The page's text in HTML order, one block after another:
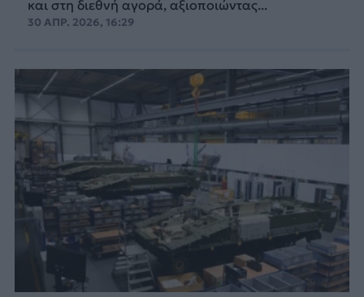
και στη διεθνή αγορά, αξιοποιώντας...
30 ΑΠΡ. 2026, 16:29